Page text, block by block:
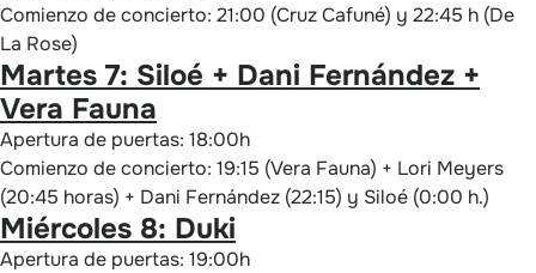
Comienzo de concierto: 21:00 (Cruz Cafuné) y 22:45 h (De
La Rose)
Martes 7: Siloé + Dani Fernández +
Vera Fauna
Apertura de puertas: 18:00h
Comienzo de concierto: 19:15 (Vera Fauna) + Lori Meyers
(20:45 horas) + Dani Fernández (22:15) y Siloé (0:00 h.)
Miércoles 8: Duki
Apertura de puertas: 19:00h